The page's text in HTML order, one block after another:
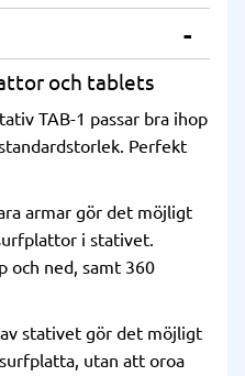
och tablets
TAB-1 passar bra ihop
Perfekt
armar gör det möjligt
i stativet.
och ned, samt 360
stativet gör det möjligt
utan att oroa